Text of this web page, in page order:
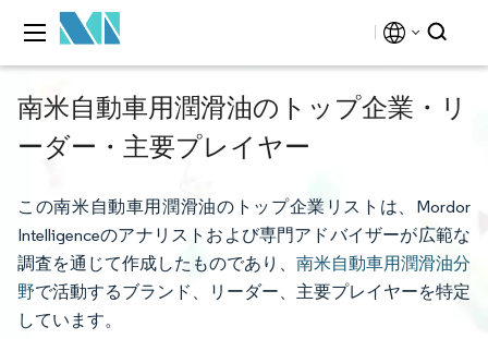
南米自動車用潤滑油のトップ企業・リ
ーダー・主要プレイヤー
この南米自動車用潤滑油のトップ企業リストは、Mordor
Intelligenceのアナリストおよび専門アドバイザーが広範な
調査を通じて作成したものであり、 南米自動車用潤滑油分
野で活動するブランド、リーダー、主要プレイヤーを特定
しています。